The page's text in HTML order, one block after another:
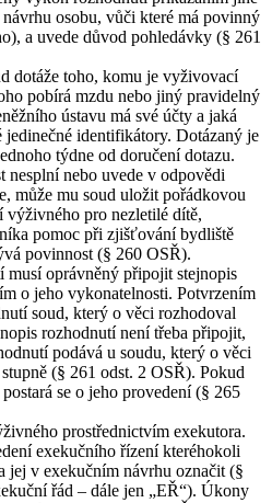
osobu, vůči které má povinný
a uvede důvod pohledávky (§ 261
dotáže toho, komu je vyživovací
pobírá mzdu nebo jiný pravidelný
ústavu má své účty a jaká
jedinečné identifikátory. Dotázaný je
týdne od doručení dotazu.
nesplní nebo uvede v odpovědi
může mu soud uložit pořádkovou
pro nezletilé dítě,
pomoc při zjišťování bydliště
povinnost (§ 260 OSŘ).
oprávněný připojit stejnopis
o jeho vykonatelnosti. Potvrzením
soud, který o věci rozhodoval
rozhodnutí není třeba připojit,
podává u soudu, který o věci
(§ 261 odst. 2 OSŘ). Pokud
se o jeho provedení (§ 265
prostřednictvím exekutora.
exekučního řízení kteréhokoli
jej v exekučním návrhu označit (§
řád – dále jen „EŘ“). Úkony